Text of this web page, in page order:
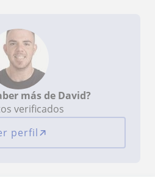
más de David?
verificados
perfil